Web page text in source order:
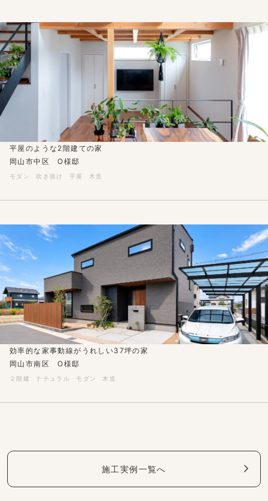
モダン 吹き抜け 平屋 木造
平屋のような2階建ての家
岡山市中区 O様邸
２階建 ナチュラル モダン 木造
効率的な家事動線がうれしい37坪の家
岡山市南区 O様邸
施工実例一覧へ